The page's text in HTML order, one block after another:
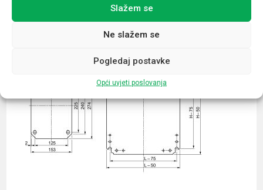
Slažem se
Ne slažem se
Pogledaj postavke
Opći uvjeti poslovanja